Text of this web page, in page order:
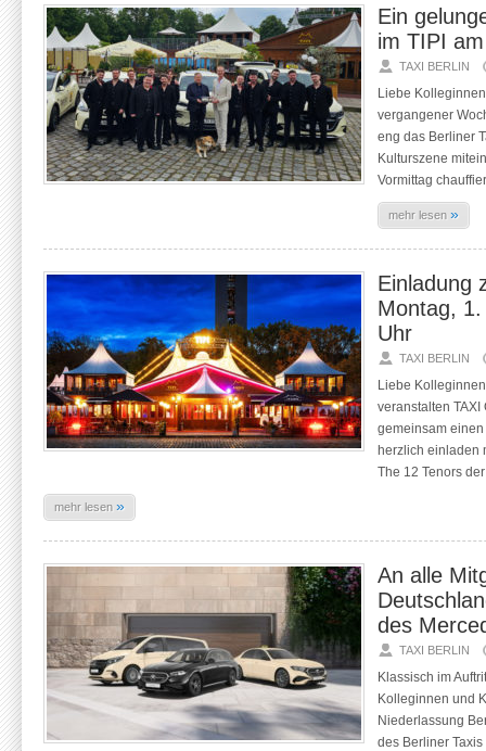
Ein
im TIPI
TAXI BERLIN
Liebe
vergangener
eng das Berliner
Kulturszene
Vormittag
mehr lesen »
Einladung
Montag,
Uhr
TAXI BERLIN
Liebe
veranstalten TAXI
gemeinsam
herzlich einladen
The 12 Tenors der
mehr lesen »
An alle
des
TAXI BERLIN
Klassisch im
Kolleginnen und
Niederlassung
des Berliner